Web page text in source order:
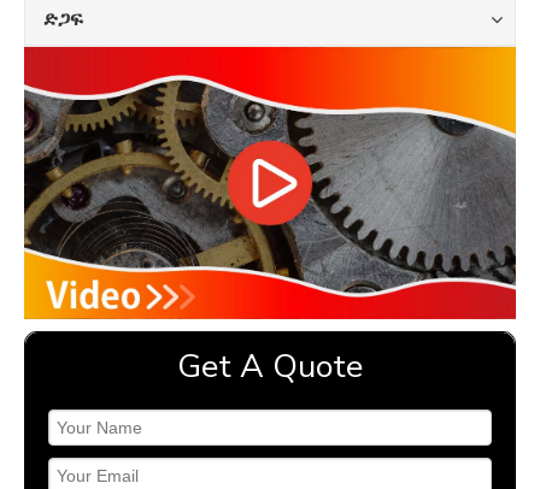
ድጋፍ
Get A Quote